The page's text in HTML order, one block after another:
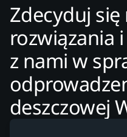
Zdecyduj
rozwiązania
z nami w
deszczowej